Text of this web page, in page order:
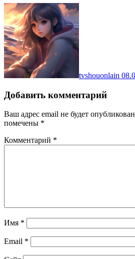
tvshouonlain
Добавить комментарий
Ваш адрес email не будет
помечены *
Комментарий *
Имя *
Email *